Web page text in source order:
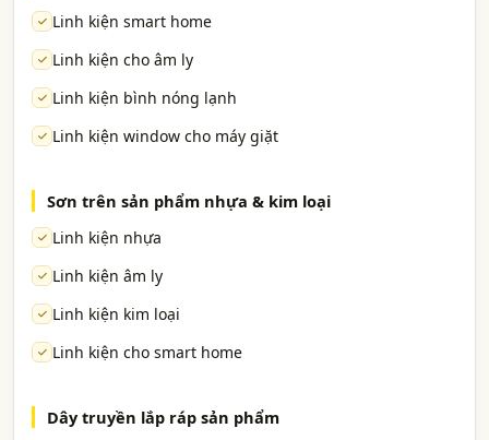
Linh kiện smart home
Linh kiện cho âm ly
Linh kiện bình nóng lạnh
Linh kiện window cho máy giặt
Sơn trên sản phẩm nhựa & kim loại
Linh kiện nhựa
Linh kiện âm ly
Linh kiện kim loại
Linh kiện cho smart home
Dây truyền lắp ráp sản phẩm